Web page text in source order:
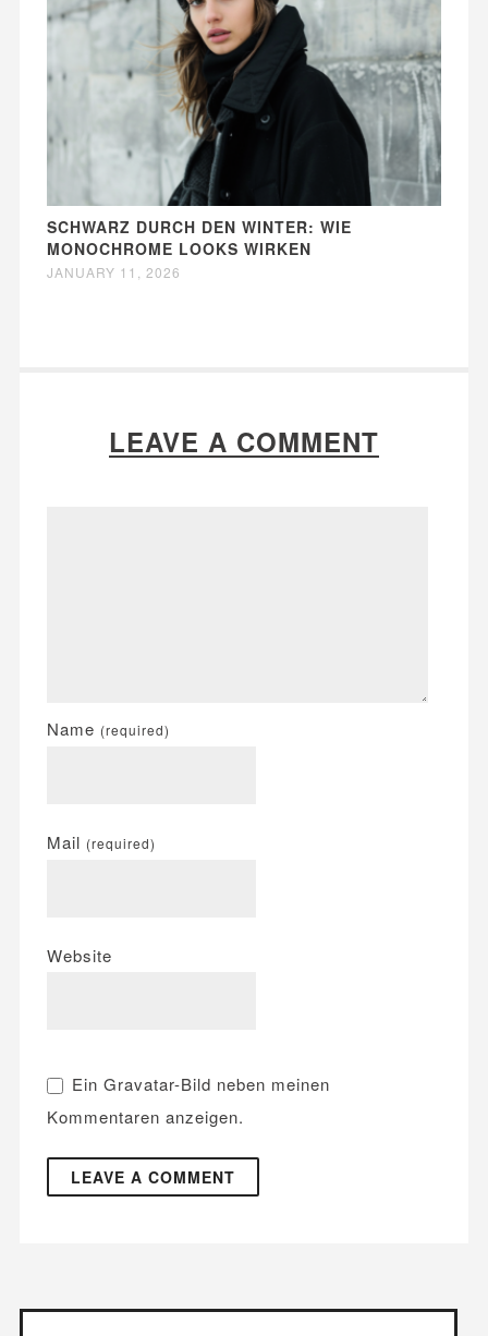
SCHWARZ DURCH DEN WINTER: WIE
MONOCHROME LOOKS WIRKEN
JANUARY 11, 2026
LEAVE A COMMENT
Name (required)
Mail (required)
Website
Ein Gravatar-Bild neben meinen
Kommentaren anzeigen.